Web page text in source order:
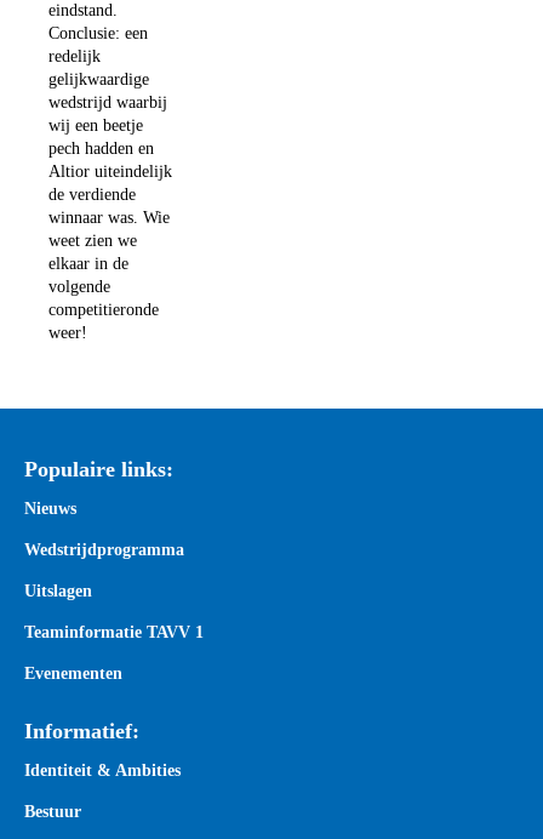
eindstand.
Conclusie: een
redelijk
gelijkwaardige
wedstrijd waarbij
wij een beetje
pech hadden en
Altior uiteindelijk
de verdiende
winnaar was. Wie
weet zien we
elkaar in de
volgende
competitieronde
weer!
Populaire links:
Nieuws
Wedstrijdprogramma
Uitslagen
Teaminformatie TAVV 1
Evenementen
Informatief:
Identiteit & Ambities
Bestuur